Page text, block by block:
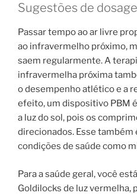
Sugestões de
Passar tempo ao ar livre
ao infravermelho próximo,
saem regularmente. A
infravermelha próxima
o desempenho atlético e a
efeito, um dispositivo PBM
a luz do sol, pois os
direcionados. Esse também
condições de saúde como
Para a saúde geral, você
Goldilocks de luz vermelha,